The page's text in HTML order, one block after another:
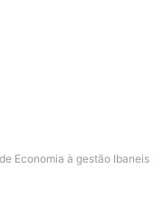
Economia à gestão Ibaneis